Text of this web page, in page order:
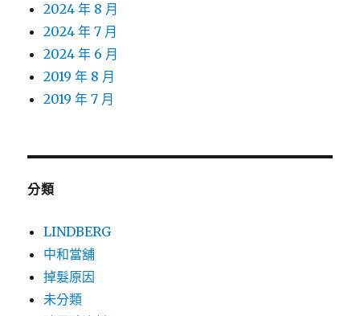
2024 年 8 月
2024 年 7 月
2024 年 6 月
2019 年 8 月
2019 年 7 月
分類
LINDBERG
中和當舖
掉髮原因
未分類